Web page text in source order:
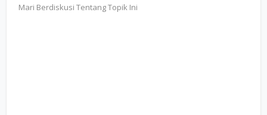
Mari Berdiskusi Tentang Topik Ini